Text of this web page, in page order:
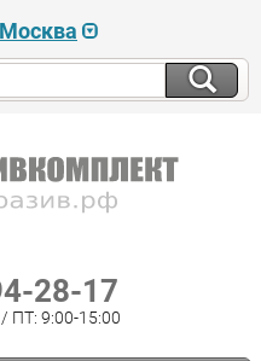
Москва
28-17
ПТ: 9:00-15:00